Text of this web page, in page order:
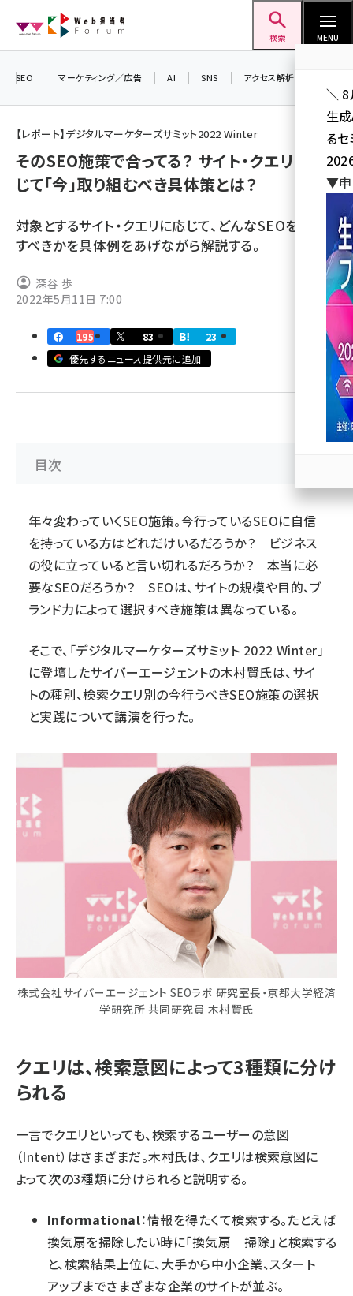
ン
検索 MENU
seo (3528)
youtube (2439)
セミナー (2308)
meo (1277)
SEO マーケティング／広告 AI SNS アクセス解析／データ分析
【レポート】デジタルマーケターズサミット2022 Winter
そのSEO施策で合ってる？ サイト・クエリに応
じて「今」取り組むべき具体策とは？
対象とするサイト・クエリに応じて、どんなSEOを選択
すべきかを具体例をあげながら解説する。
深谷 歩
2022年5月11日 7:00
195 83
23
優先するニュース提供元に追加
目次
年々変わっていくSEO施策。今行っているSEOに自信
を持っている方はどれだけいるだろうか？ ビジネス
の役に立っていると言い切れるだろうか？ 本当に必
要なSEOだろうか？ SEOは、サイトの規模や目的、ブ
ランド力によって選択すべき施策は異なっている。
そこで、「デジタルマーケターズサミット 2022 Winter」
に登壇したサイバーエージェントの木村賢氏は、サイ
トの種別、検索クエリ別の今行うべきSEO施策の選択
と実践について講演を行った。
株式会社サイバーエージェント SEOラボ 研究室長・京都大学経済
学研究所 共同研究員 木村賢氏
クエリは、検索意図によって3種類に分け
られる
一言でクエリといっても、検索するユーザーの意図
（Intent）はさまざまだ。木村氏は、クエリは検索意図に
よって次の3種類に分けられると説明する。
Informational：情報を得たくて検索する。たとえば
換気扇を掃除したい時に「換気扇 掃除」と検索する
と、検索結果上位に、大手から中小企業、スタート
アップまでさまざまな企業のサイトが並ぶ。
＼ 8
生
る
▼申